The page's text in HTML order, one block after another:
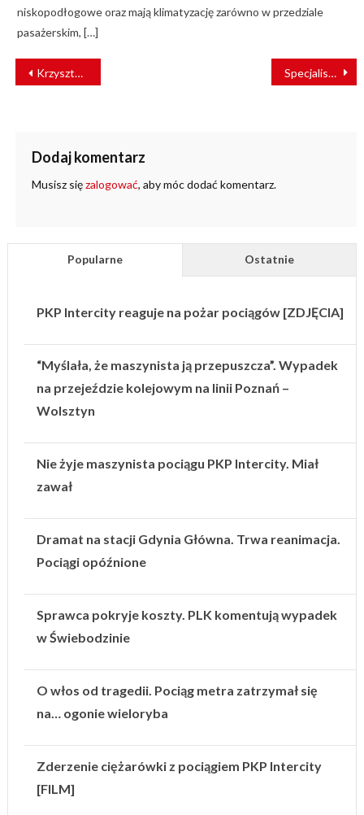
niskopodłogowe oraz mają klimatyzację zarówno w przedziale
pasażerskim, […]
NAWIGACJA
WPISU
Krzysztof Dyl: 5G – skok cywilizacyjny, czy tylko szybszy transfer danych? Specjalistyczna maszyna AHM usprawni ruch kolejowy między Kielcami a Częstochową
Dodaj komentarz
Musisz sięzalogować, aby móc dodać komentarz.
Popularne Ostatnie
PKP Intercity reaguje na pożar pociągów [ZDJĘCIA]
“Myślała, że maszynista ją przepuszcza”. Wypadek
na przejeździe kolejowym na linii Poznań –
Wolsztyn
Nie żyje maszynista pociągu PKP Intercity. Miał
zawał
Dramat na stacji Gdynia Główna. Trwa reanimacja.
Pociągi opóźnione
Sprawca pokryje koszty. PLK komentują wypadek
w Świebodzinie
O włos od tragedii. Pociąg metra zatrzymał się
na… ogonie wieloryba
Zderzenie ciężarówki z pociągiem PKP Intercity
[FILM]